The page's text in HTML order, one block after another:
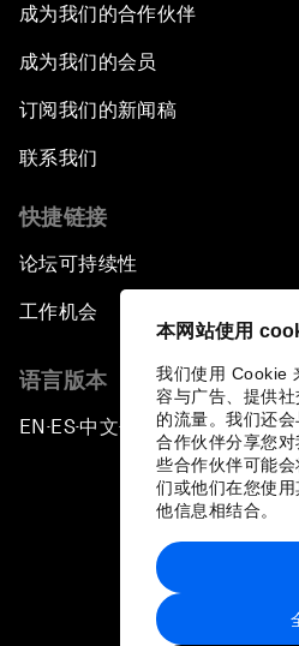
本网站使用
我们使用 Cookie
容与广告、提供
的流量。我们还
合作伙伴分享您
些合作伙伴可能
们或他们在您使
他信息相结合。
成为我们的合作伙伴
成为我们的会员
订阅我们的新闻稿
联系我们
快捷链接
论坛可持续性
工作机会
语言版本
EN ▪ES▪中文▪ 日本語
站点地